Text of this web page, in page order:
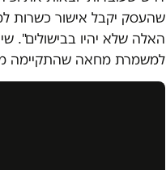
שהעסק יקבל אישור כשרות
האלה שלא יהיו בבישולים".
למשמרת מחאה שהתקיימה